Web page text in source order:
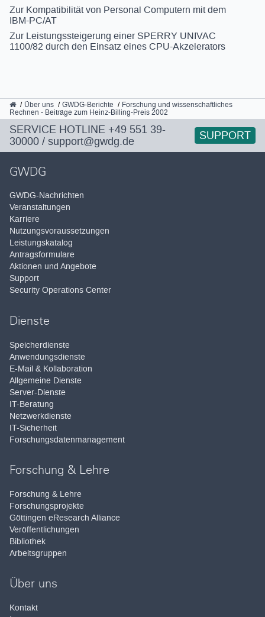
Zur Kompatibilität von Personal Computern mit dem
IBM-PC/AT
Zur Leistungssteigerung einer SPERRY UNIVAC
1100/82 durch den Einsatz eines CPU-Akzelerators
GWDG
Über uns GWDG-Berichte
Forschung und wissenschaftliches
Rechnen - Beiträge zum Heinz-Billing-Preis 2002
SERVICE HOTLINE +49 551 39-
30000 / support@gwdg.de SUPPORT
GWDG
GWDG-Nachrichten
Veranstaltungen
Karriere
Nutzungsvoraussetzungen
Leistungskatalog
Antragsformulare
Aktionen und Angebote
Support
Security Operations Center
Dienste
Speicherdienste
Anwendungsdienste
E-Mail & Kollaboration
Allgemeine Dienste
Server-Dienste
IT-Beratung
Netzwerkdienste
IT-Sicherheit
Forschungsdatenmanagement
Forschung & Lehre
Forschung & Lehre
Forschungsprojekte
Göttingen eResearch Alliance
Veröffentlichungen
Bibliothek
Arbeitsgruppen
Über uns
Kontakt